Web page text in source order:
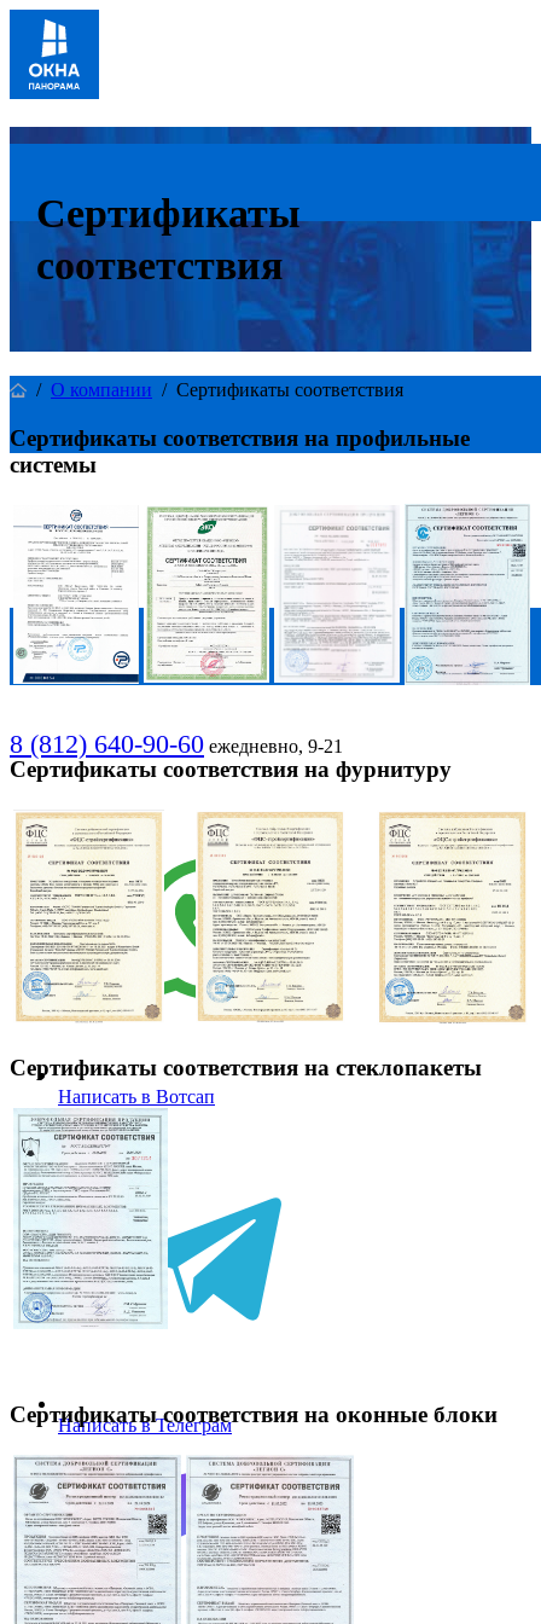
8 (812) 640-90-60 ежедневно, 9-21
Написать в Вотсап
Написать в Телеграм
Сертификаты
соответствия
/ О компании / Сертификаты соответствия
Сертификаты соответствия на профильные
системы
Сертификаты соответствия на фурнитуру
Сертификаты соответствия на стеклопакеты
Сертификаты соответствия на оконные блоки